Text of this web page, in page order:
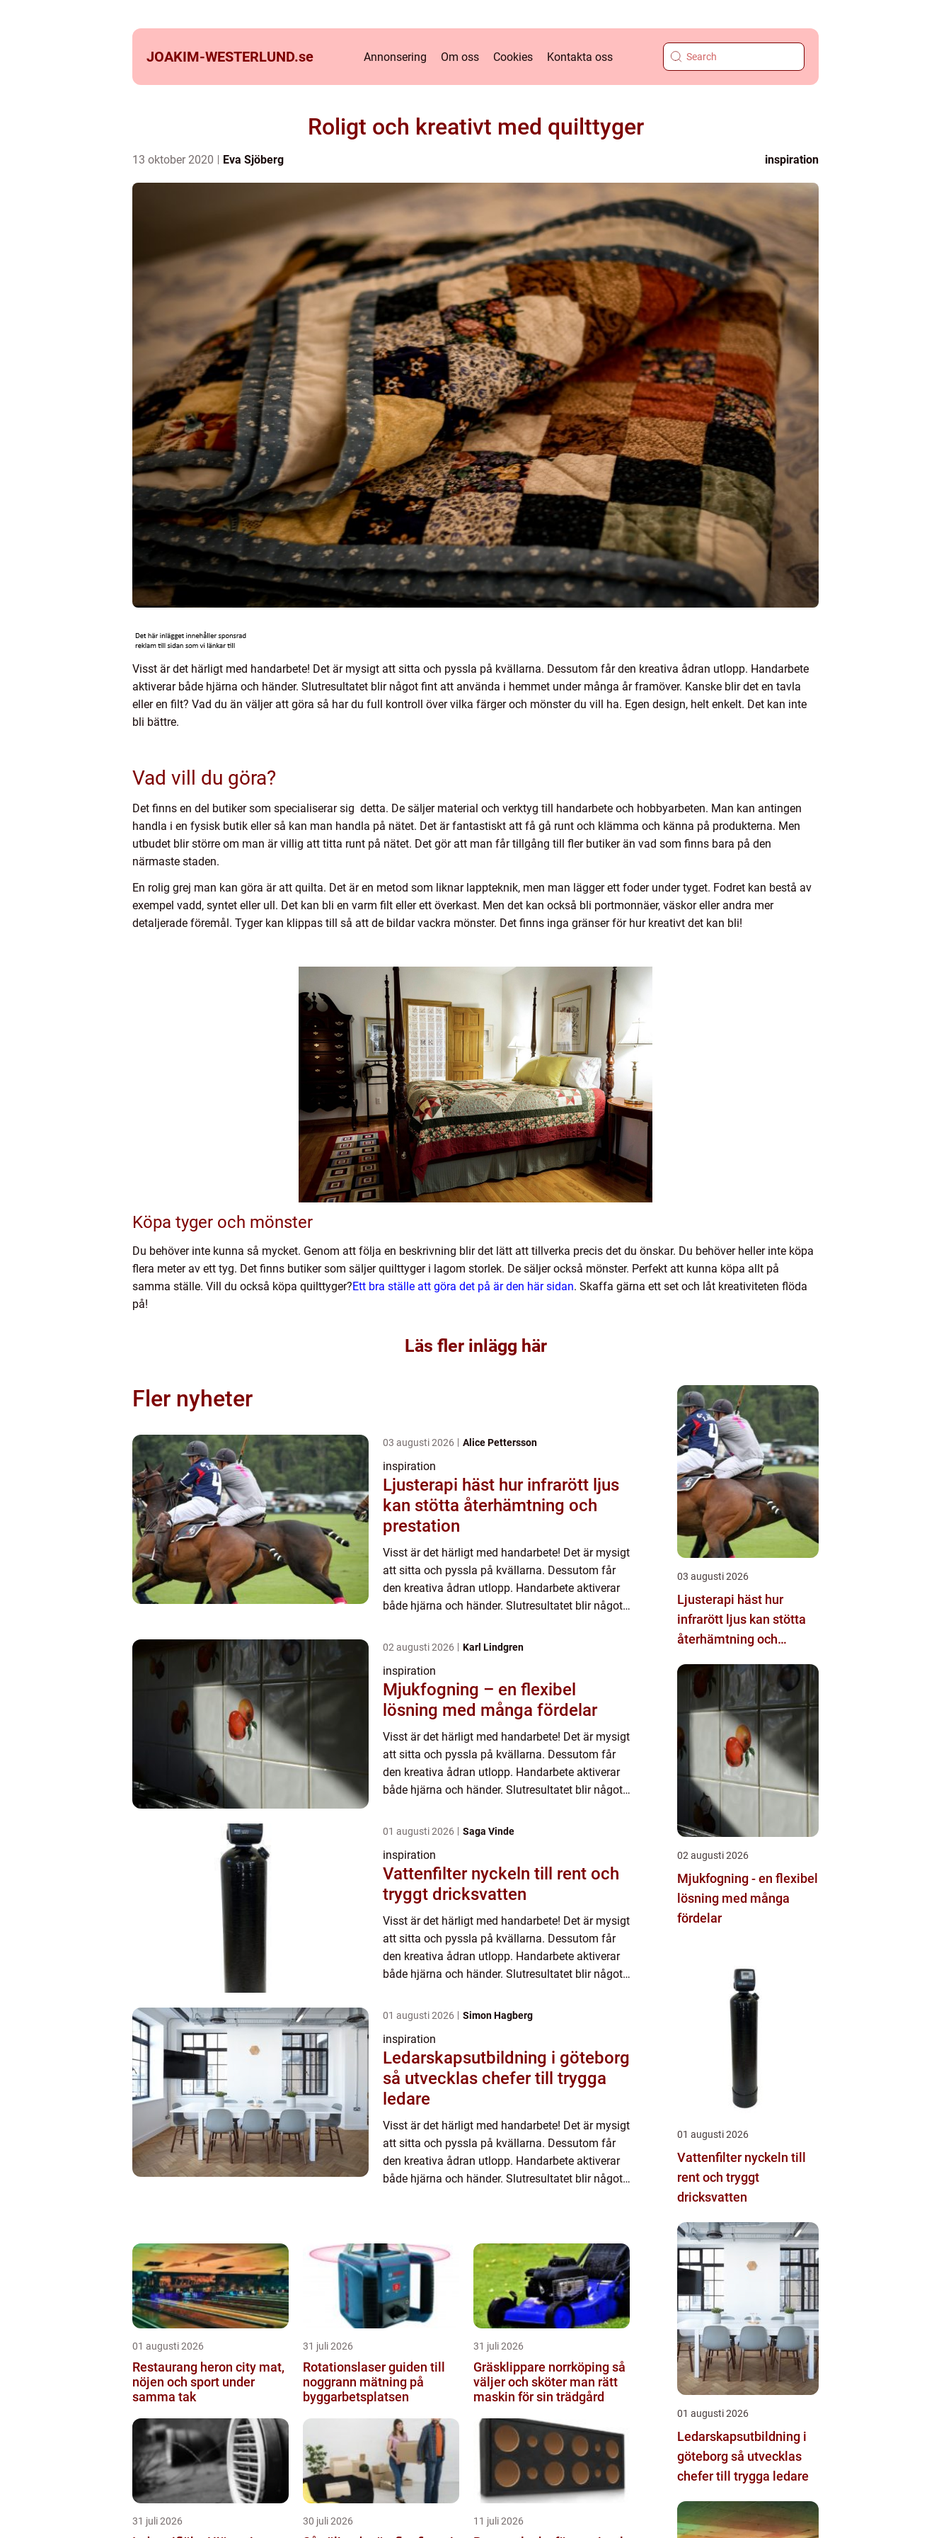
JOAKIM-WESTERLUND.se Annonsering Om oss Cookies Kontakta oss
Roligt och kreativt med quilttyger
13 oktober 2020 Eva Sjöberg inspiration
Visst är det härligt med handarbete! Det är mysigt att sitta och pyssla på kvällarna. Dessutom får den kreativa ådran utlopp. Handarbete
aktiverar både hjärna och händer. Slutresultatet blir något fint att använda i hemmet under många år framöver. Kanske blir det en tavla
eller en filt? Vad du än väljer att göra så har du full kontroll över vilka färger och mönster du vill ha. Egen design, helt enkelt. Det kan inte
bli bättre.
Vad vill du göra?
Det finns en del butiker som specialiserar sig detta. De säljer material och verktyg till handarbete och hobbyarbeten. Man kan antingen
handla i en fysisk butik eller så kan man handla på nätet. Det är fantastiskt att få gå runt och klämma och känna på produkterna. Men
utbudet blir större om man är villig att titta runt på nätet. Det gör att man får tillgång till fler butiker än vad som finns bara på den
närmaste staden.
En rolig grej man kan göra är att quilta. Det är en metod som liknar lappteknik, men man lägger ett foder under tyget. Fodret kan bestå av
exempel vadd, syntet eller ull. Det kan bli en varm filt eller ett överkast. Men det kan också bli portmonnäer, väskor eller andra mer
detaljerade föremål. Tyger kan klippas till så att de bildar vackra mönster. Det finns inga gränser för hur kreativt det kan bli!
Köpa tyger och mönster
Du behöver inte kunna så mycket. Genom att följa en beskrivning blir det lätt att tillverka precis det du önskar. Du behöver heller inte köpa
flera meter av ett tyg. Det finns butiker som säljer quilttyger i lagom storlek. De säljer också mönster. Perfekt att kunna köpa allt på
samma ställe. Vill du också köpa quilttyger?Ett bra ställe att göra det på är den här sidan. Skaffa gärna ett set och låt kreativiteten flöda
på!
Läs fler inlägg här
Fler nyheter
03 augusti 2026 Alice Pettersson
inspiration
Ljusterapi häst hur infrarött ljus
kan stötta återhämtning och
prestation
Visst är det härligt med handarbete! Det är mysigt
att sitta och pyssla på kvällarna. Dessutom får
den kreativa ådran utlopp. Handarbete aktiverar
både hjärna och händer. Slutresultatet blir något
framöver. Ka...
02 augusti 2026 Karl Lindgren
inspiration
Mjukfogning – en flexibel
lösning med många fördelar
Visst är det härligt med handarbete! Det är mysigt
att sitta och pyssla på kvällarna. Dessutom får
den kreativa ådran utlopp. Handarbete aktiverar
både hjärna och händer. Slutresultatet blir något
framöver. Ka...
01 augusti 2026 Saga Vinde
inspiration
Vattenfilter nyckeln till rent och
tryggt dricksvatten
Visst är det härligt med handarbete! Det är mysigt
att sitta och pyssla på kvällarna. Dessutom får
den kreativa ådran utlopp. Handarbete aktiverar
både hjärna och händer. Slutresultatet blir något
framöver. Ka...
01 augusti 2026 Simon Hagberg
inspiration
Ledarskapsutbildning i göteborg
så utvecklas chefer till trygga
ledare
Visst är det härligt med handarbete! Det är mysigt
att sitta och pyssla på kvällarna. Dessutom får
den kreativa ådran utlopp. Handarbete aktiverar
både hjärna och händer. Slutresultatet blir något
01 augusti 2026
Restaurang heron city mat,
nöjen och sport under
samma tak
31 juli 2026
Rotationslaser guiden till
noggrann mätning på
byggarbetsplatsen
31 juli 2026
Gräsklippare norrköping så
väljer och sköter man rätt
maskin för sin trädgård
31 juli 2026 30 juli 2026 11 juli 2026
03 augusti 2026
Ljusterapi häst hur
infrarött ljus kan stötta
återhämtning och
02 augusti 2026
Mjukfogning - en flexibel
lösning med många
fördelar
01 augusti 2026
Vattenfilter nyckeln till
rent och tryggt
dricksvatten
01 augusti 2026
Ledarskapsutbildning i
göteborg så utvecklas
chefer till trygga ledare